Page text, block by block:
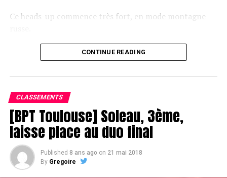
Ce heads-up commence très fort, en mode montagne
Le champagne va réchauffer si les deux finalistes ne se décident pas !
CONTINUE READING
CLASSEMENTS
[BPT Toulouse] Soleau, 3ème,
laisse place au duo final
Published 8 ans ago on 21 mai 2018
By Gregoire